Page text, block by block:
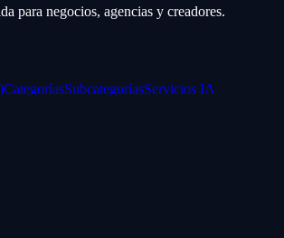
para negocios, agencias y creadores.
CategoríasSubcategoríasServicios IA